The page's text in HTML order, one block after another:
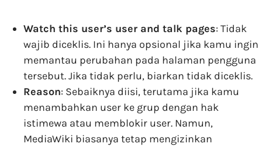
Watch this user’s user and talk pages: Tidak
wajib diceklis. Ini hanya opsional jika kamu ingin
memantau perubahan pada halaman pengguna
tersebut. Jika tidak perlu, biarkan tidak diceklis.
Reason: Sebaiknya diisi, terutama jika kamu
menambahkan user ke grup dengan hak
istimewa atau memblokir user. Namun,
MediaWiki biasanya tetap mengizinkan